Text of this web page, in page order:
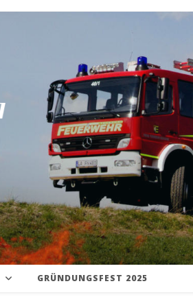
GRÜNDUNGSFEST 2025